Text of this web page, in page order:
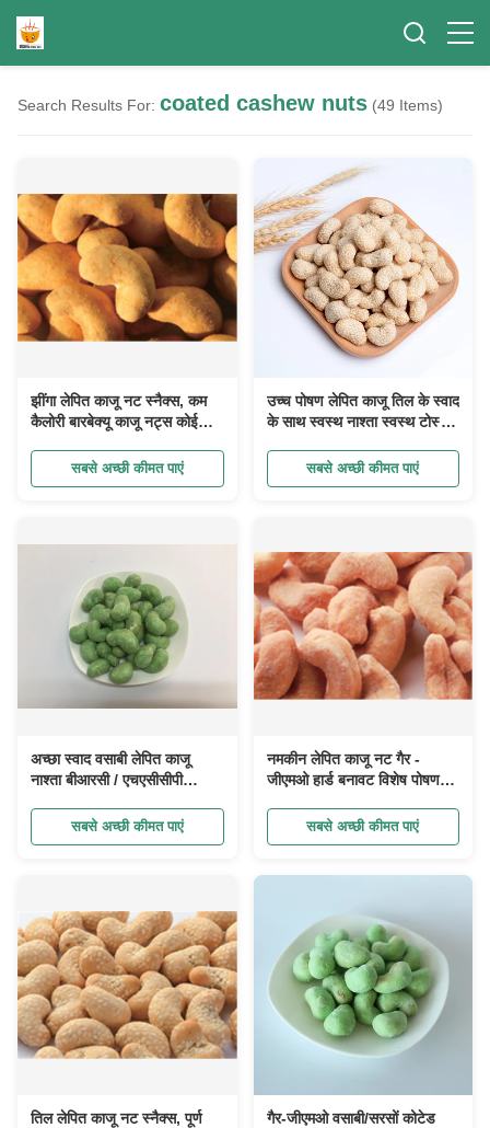
Search Results For: coated cashew nuts (49 Items)
झींगा लेपित काजू नट स्नैक्स, कम
कैलोरी बारबेक्यू काजू नट्स कोई
सबसे अच्छी कीमत पाएं
उच्च पोषण लेपित काजू तिल के स्वाद
के साथ स्वस्थ नाश्ता स्वस्थ टोस्टेड
सबसे अच्छी कीमत पाएं
अच्छा स्वाद वसाबी लेपित काजू
नाश्ता बीआरसी / एचएसीसीपी
अखरोट नाश्ता
सबसे अच्छी कीमत पाएं
नमकीन लेपित काजू नट गैर -
जीएमओ हार्ड बनावट विशेष पोषण
सबसे अच्छी कीमत पाएं
तिल लेपित काजू नट स्नैक्स, पूर्ण
गैर-जीएमओ वसाबी/सरसों कोटेड